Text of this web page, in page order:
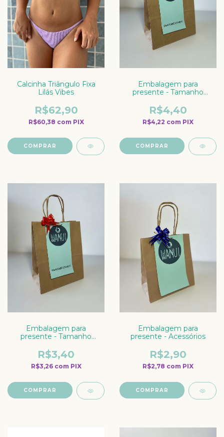
Calcinha Triângulo Fixa
Lilás Vibes
R$62,90
R$60,38 com PIX
COMPRAR
Embalagem para
presente - Tamanho
R$4,40
R$4,22 com PIX
Embalagem para
presente - Tamanho
R$3,40
R$3,26 com PIX
Embalagem para
presente - Acessórios
R$2,90
R$2,78 com PIX